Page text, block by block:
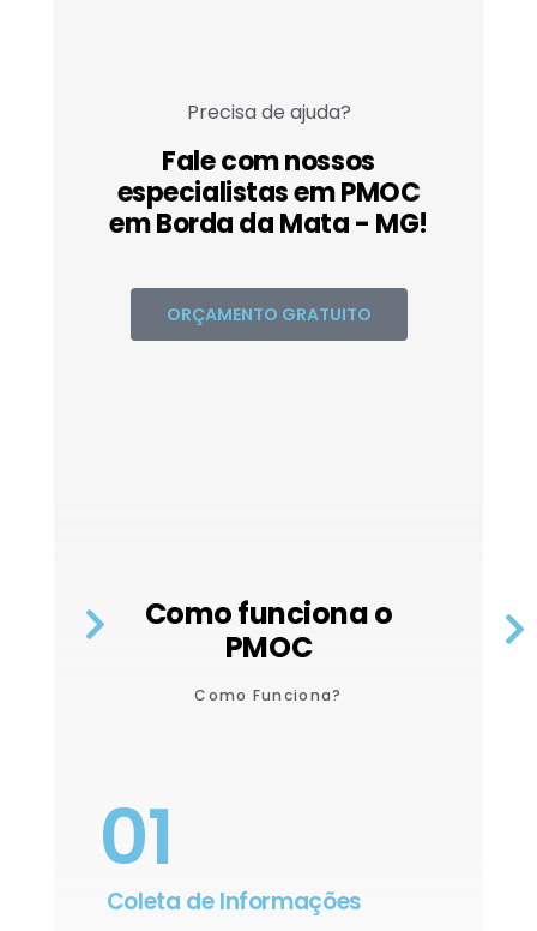
Precisa de ajuda?
Fale com nossos
especialistas em PMOC
em Borda da Mata - MG!
ORÇAMENTO GRATUITO
Como funciona o
PMOC
Como Funciona?
01
Coleta de Informações